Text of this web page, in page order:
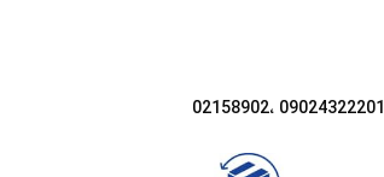
09024322201 ،02158902